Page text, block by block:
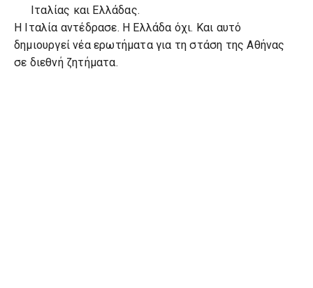
Ιταλίας και Ελλάδας.
Η Ιταλία αντέδρασε. Η Ελλάδα όχι. Και αυτό
δημιουργεί νέα ερωτήματα για τη στάση της Αθήνας
σε διεθνή ζητήματα.